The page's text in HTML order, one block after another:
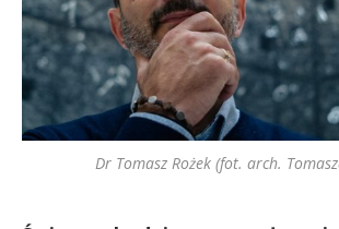
Dr Tomasz Rożek (fot. arch.